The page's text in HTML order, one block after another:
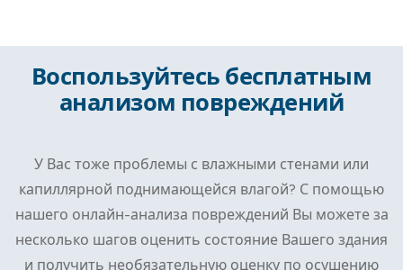
Воспользуйтесь бесплатным
анализом повреждений
У Вас тоже проблемы с влажными стенами или
капиллярной поднимающейся влагой? С помощью
нашего онлайн-анализа повреждений Вы можете за
несколько шагов оценить состояние Вашего здания
и получить необязательную оценку по осушению